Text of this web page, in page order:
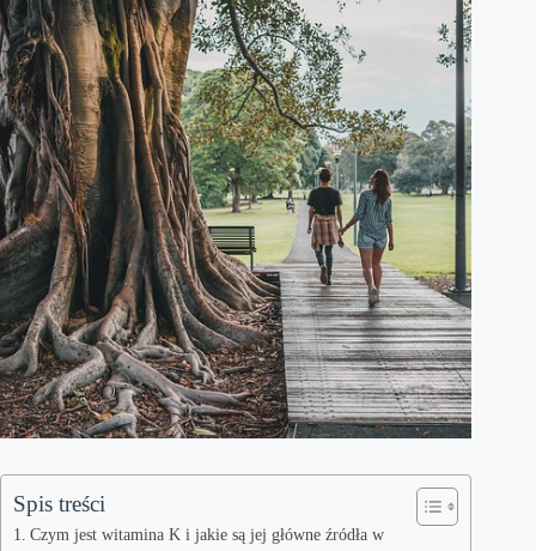
Spis treści
Czym jest witamina K i jakie są jej główne źródła w